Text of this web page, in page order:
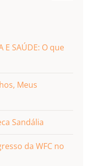
E SAÚDE: O que
Meus
Sandália
da WFC no